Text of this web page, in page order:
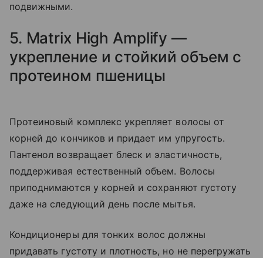
подвижными.
5. Matrix High Amplify —
укрепление и стойкий объем с
протеином пшеницы
Протеиновый комплекс укрепляет волосы от
корней до кончиков и придает им упругость.
Пантенол возвращает блеск и эластичность,
поддерживая естественный объем. Волосы
приподнимаются у корней и сохраняют густоту
даже на следующий день после мытья.
Кондиционеры для тонких волос должны
придавать густоту и плотность, но не перегружать